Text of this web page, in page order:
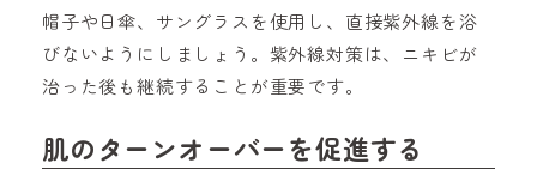
帽子や日傘、サングラスを使用し、直接紫外線を浴
びないようにしましょう。紫外線対策は、ニキビが
治った後も継続することが重要です。
肌のターンオーバーを促進する